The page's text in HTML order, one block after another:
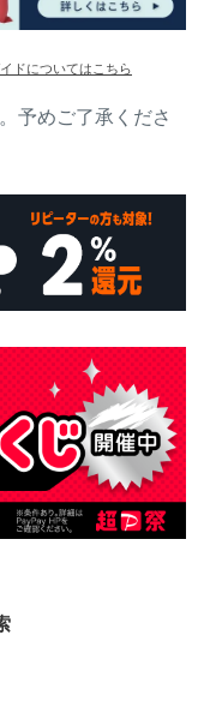
ドについてはこちら
予めご了承くださ